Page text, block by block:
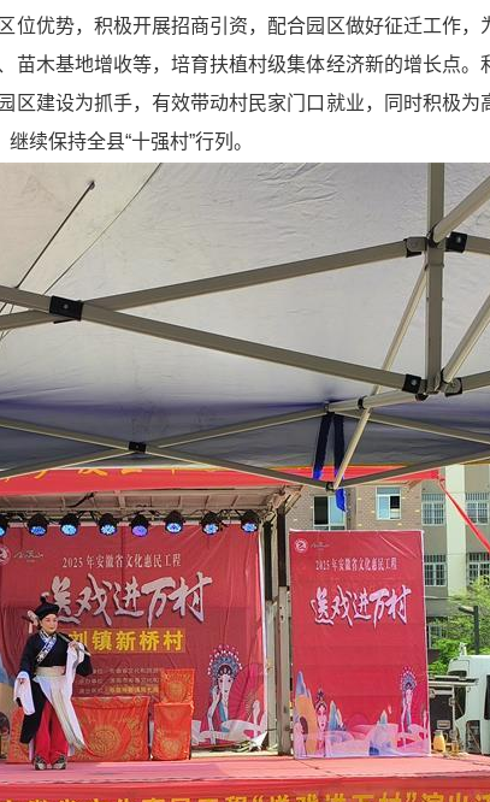
位优势，积极开展招商引资，配合园区做好征迁工作
苗木基地增收等，培育扶植村级集体经济新的增长点
建设为抓手，有效带动村民家门口就业，同时积极为
续保持全县“十强村”行列。